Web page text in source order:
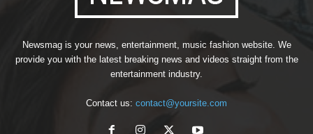
Newsmag is your news, entertainment, music fashion website. We
provide you with the latest breaking news and videos straight from the
entertainment industry.
Contact us: contact@yoursite.com